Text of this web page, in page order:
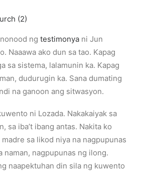
ng testimonya ni Jun
Naaawa ako dun sa tao. Kapag
sa sistema, lalamunin ka. Kapag
dudurugin ka. Sana dumating
na ganoon ang sitwasyon.
ni Lozada. Nakakaiyak sa
sa iba’t ibang antas. Nakita ko
sa likod niya na nagpupunas
naman, nagpupunas ng ilong.
naapektuhan din sila ng kuwento